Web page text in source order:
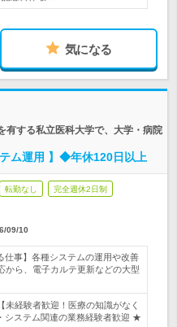
気になる
有する私立医科大学で、大学・病院
ム運用 】◆年休120日以上
転勤なし 完全週休2日制
09/10
仕事】各種システムの運用や改善
から、電子カルテ更新などの大型
経験者歓迎！医療の知識がなく
ステム関連の業務経験者歓迎 ★